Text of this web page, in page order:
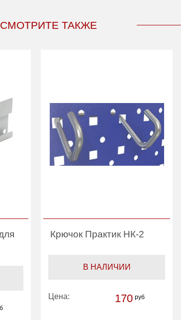
СМОТРИТЕ ТАКЖЕ
Крючок Практик НК-2
В НАЛИЧИИ
Цена: 170 руб